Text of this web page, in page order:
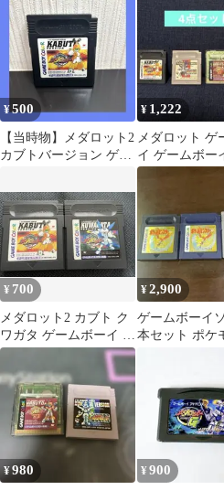
付※説明書なし）
¥500
【当時物】メダロット2
カブトバージョン ゲー
ト 22 初期
¥ 1,222
メダロット ゲ
イ ゲームボー
カセット 4点
¥ 700
メダロット2 カブト ク
ワガタ ゲームボーイ ソ
フト 2本セット
¥2,900
ゲームボーイ
本セット ポケ
¥980 ¥900